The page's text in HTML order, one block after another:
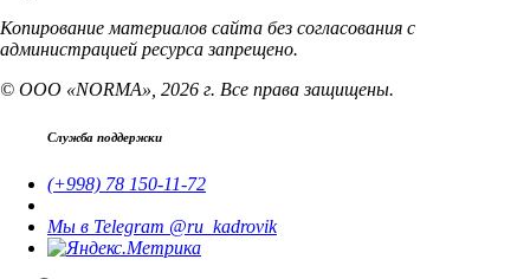
Копирование материалов сайта без согласования с
администрацией ресурса запрещено.
© ООО «NORMA», 2026 г. Все права защищены.
Служба поддержки
(+998) 78 150-11-72
Мы в Telegram @ru_kadrovik